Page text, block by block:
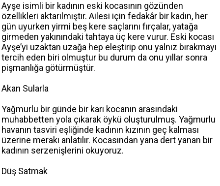
Ayşe isimli bir kadının eski kocasının gözünden
özellikleri aktarılmıştır. Ailesi için fedakâr bir kadın, her
gün uyurken yirmi beş kere saçlarını fırçalar, yatağa
girmeden yakınındaki tahtaya üç kere vurur. Eski kocası
Ayşe’yi uzaktan uzağa hep eleştirip onu yalnız bırakmayı
tercih eden biri olmuştur bu durum da onu yıllar sonra
pişmanlığa götürmüştür.
Akan Sularla
Yağmurlu bir günde bir karı kocanın arasındaki
muhabbetten yola çıkarak öykü oluşturulmuş. Yağmurlu
havanın tasviri eşliğinde kadının kızının geç kalması
üzerine merakı anlatılır. Kocasından yana dert yanan bir
kadının serzenişlerini okuyoruz.
Düş Satmak